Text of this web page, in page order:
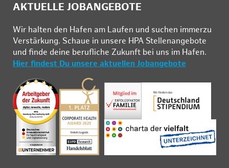
AKTUELLE JOBANGEBOTE
Wir hal­ten den Ha­fen am Lau­fen und su­chen im­mer­zu
Ver­stär­kung. Schau­e in un­se­re HPA Stel­len­an­ge­bo­te
und fin­de deine be­ruf­li­che Zu­kunft bei uns im Ha­fen.
Hier findest Du unsere aktuellen Jobangebote